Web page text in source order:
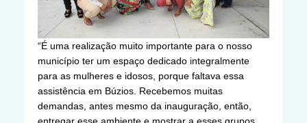
“É uma realização muito importante para o nosso
município ter um espaço dedicado integralmente
para as mulheres e idosos, porque faltava essa
assistência em Búzios. Recebemos muitas
demandas, antes mesmo da inauguração, então,